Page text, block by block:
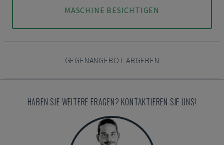
MASCHINE BESICHTIGEN
GEGENANGEBOT ABGEBEN
HABEN SIE WEITERE FRAGEN? KONTAKTIEREN SIE UNS!